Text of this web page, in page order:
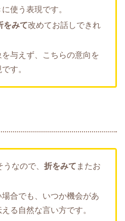
使う表現です。
をみて改めてお話しできれ
与えず、こちらの意向を
す。
うなので、折をみて またお
合でも、いつか機会があ
る自然な言い方です。